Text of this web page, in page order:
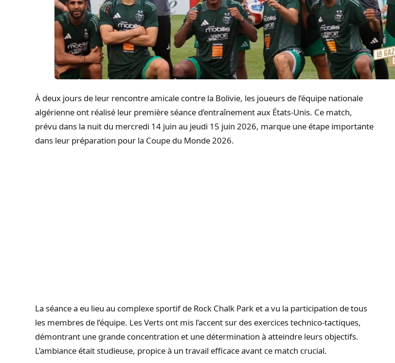
À deux jours de leur rencontre amicale contre la Bolivie, les joueurs de l’équipe nationale
algérienne ont réalisé leur première séance d’entraînement aux États-Unis. Ce match,
prévu dans la nuit du mercredi 14 juin au jeudi 15 juin 2026, marque une étape importante
dans leur préparation pour la Coupe du Monde 2026.
La séance a eu lieu au complexe sportif de Rock Chalk Park et a vu la participation de tous
les membres de l’équipe. Les Verts ont mis l’accent sur des exercices technico-tactiques,
démontrant une grande concentration et une détermination à atteindre leurs objectifs.
L’ambiance était studieuse, propice à un travail efficace avant ce match crucial.